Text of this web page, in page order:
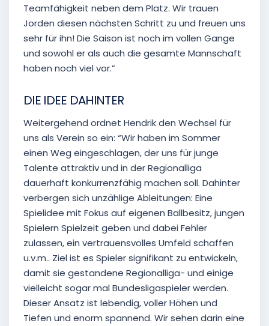
Teamfähigkeit neben dem Platz. Wir trauen
Jorden diesen nächsten Schritt zu und freuen uns
sehr für ihn! Die Saison ist noch im vollen Gange
und sowohl er als auch die gesamte Mannschaft
haben noch viel vor.”
DIE IDEE DAHINTER
Weitergehend ordnet Hendrik den Wechsel für
uns als Verein so ein: “Wir haben im Sommer
einen Weg eingeschlagen, der uns für junge
Talente attraktiv und in der Regionalliga
dauerhaft konkurrenzfähig machen soll. Dahinter
verbergen sich unzählige Ableitungen: Eine
Spielidee mit Fokus auf eigenen Ballbesitz, jungen
Spielern Spielzeit geben und dabei Fehler
zulassen, ein vertrauensvolles Umfeld schaffen
u.v.m.. Ziel ist es Spieler signifikant zu entwickeln,
damit sie gestandene Regionalliga- und einige
vielleicht sogar mal Bundesligaspieler werden.
Dieser Ansatz ist lebendig, voller Höhen und
Tiefen und enorm spannend. Wir sehen darin eine